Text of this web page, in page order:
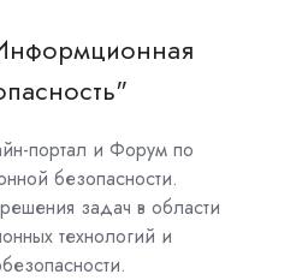
портал и Форум по
безопасности.
задач в области
технологий и